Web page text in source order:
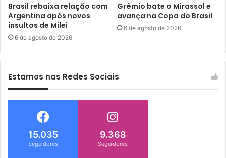
Brasil rebaixa relação com
Argentina após novos
insultos de Milei
6 de agosto de 2026
Grêmio bate o Mirassol e
avança na Copa do Brasil
6 de agosto de 2026
Estamos nas Redes Sociais
15.035
Seguidores
9.368
Seguidores